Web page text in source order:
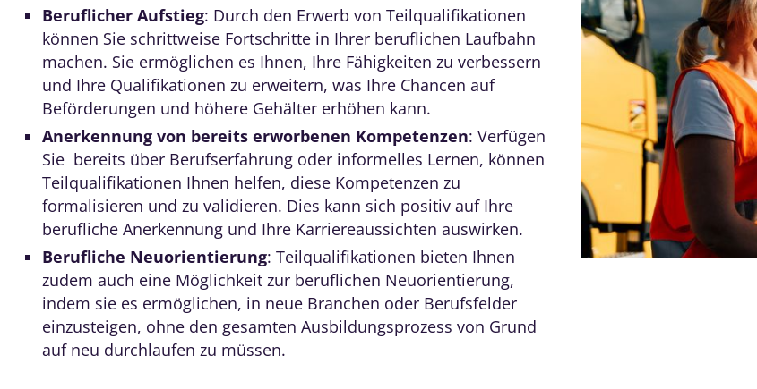
Beruflicher Aufstieg: Durch den Erwerb von Teilqualifikationen
können Sie schrittweise Fortschritte in Ihrer beruflichen Laufbahn
machen. Sie ermöglichen es Ihnen, Ihre Fähigkeiten zu verbessern
und Ihre Qualifikationen zu erweitern, was Ihre Chancen auf
Beförderungen und höhere Gehälter erhöhen kann.
Anerkennung von bereits erworbenen Kompetenzen: Verfügen
Sie bereits über Berufserfahrung oder informelles Lernen, können
Teilqualifikationen Ihnen helfen, diese Kompetenzen zu
formalisieren und zu validieren. Dies kann sich positiv auf Ihre
berufliche Anerkennung und Ihre Karriereaussichten auswirken.
Berufliche Neuorientierung: Teilqualifikationen bieten Ihnen
zudem auch eine Möglichkeit zur beruflichen Neuorientierung,
indem sie es ermöglichen, in neue Branchen oder Berufsfelder
einzusteigen, ohne den gesamten Ausbildungsprozess von Grund
auf neu durchlaufen zu müssen.